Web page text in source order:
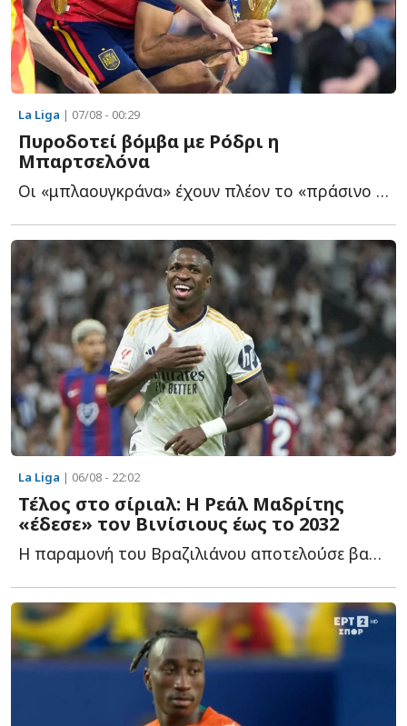
La Liga | 07/08 - 00:29
Πυροδοτεί βόμβα με Ρόδρι η
Μπαρτσελόνα
Οι «μπλαουγκράνα» έχουν πλέον το «πράσινο φως» από τ...
La Liga | 06/08 - 22:02
Τέλος στο σίριαλ: Η Ρεάλ Μαδρίτης
«έδεσε» τον Βινίσιους έως το 2032
Η παραμονή του Βραζιλιάνου αποτελούσε βασική προτεραιότητα γ...